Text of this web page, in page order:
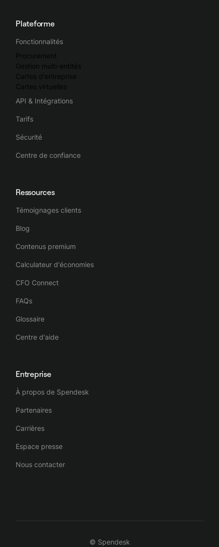
Plateforme
Fonctionnalités
Procurement
Gestion multi-entités
Cartes d'entreprise
Cartes virtuelles
API & Intégrations
Tarifs
Sécurité
Centre de confiance
Ressources
Témoignages clients
Blog
Contenus premium
Calculateur d'économies
CFO Connect
FAQs
Glossaire
Centre d'aide
Entreprise
À propos de Spendesk
Partenaires
Carrières
Espace presse
Nous contacter
© Spendesk